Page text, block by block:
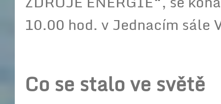
10.00 hod. v Jednacím sále
Co se stalo ve světě